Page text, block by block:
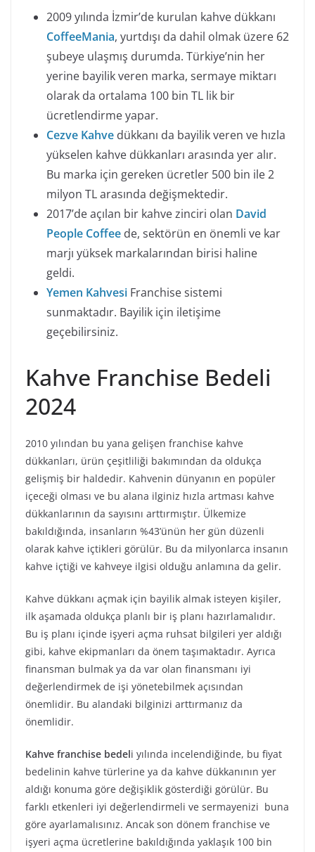
2009 yılında İzmir’de kurulan kahve dükkanı
CoffeeMania, yurtdışı da dahil olmak üzere 62
şubeye ulaşmış durumda. Türkiye’nin her
yerine bayilik veren marka, sermaye miktarı
olarak da ortalama 100 bin TL lik bir
ücretlendirme yapar.
Cezve Kahve dükkanı da bayilik veren ve hızla
yükselen kahve dükkanları arasında yer alır.
Bu marka için gereken ücretler 500 bin ile 2
milyon TL arasında değişmektedir.
2017’de açılan bir kahve zinciri olan David
People Coffee de, sektörün en önemli ve kar
marjı yüksek markalarından birisi haline
geldi.
Yemen Kahvesi Franchise sistemi
sunmaktadır. Bayilik için iletişime
geçebilirsiniz.
Kahve Franchise Bedeli
2024
2010 yılından bu yana gelişen franchise kahve
dükkanları, ürün çeşitliliği bakımından da oldukça
gelişmiş bir haldedir. Kahvenin dünyanın en popüler
içeceği olması ve bu alana ilginiz hızla artması kahve
dükkanlarının da sayısını arttırmıştır. Ülkemize
bakıldığında, insanların %43’ünün her gün düzenli
olarak kahve içtikleri görülür. Bu da milyonlarca insanın
kahve içtiği ve kahveye ilgisi olduğu anlamına da gelir.
Kahve dükkanı açmak için bayilik almak isteyen kişiler,
ilk aşamada oldukça planlı bir iş planı hazırlamalıdır.
Bu iş planı içinde işyeri açma ruhsat bilgileri yer aldığı
gibi, kahve ekipmanları da önem taşımaktadır. Ayrıca
finansman bulmak ya da var olan finansmanı iyi
değerlendirmek de işi yönetebilmek açısından
önemlidir. Bu alandaki bilginizi arttırmanız da
önemlidir.
Kahve franchise bedeli yılında incelendiğinde, bu fiyat
bedelinin kahve türlerine ya da kahve dükkanının yer
aldığı konuma göre değişiklik gösterdiği görülür. Bu
farklı etkenleri iyi değerlendirmeli ve sermayenizi buna
göre ayarlamalısınız. Ancak son dönem franchise ve
işyeri açma ücretlerine bakıldığında yaklaşık 100 bin